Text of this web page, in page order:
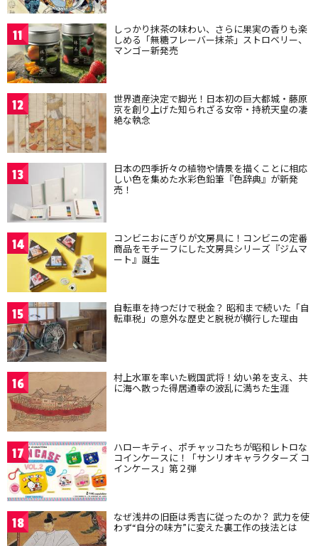
11 しっかり抹茶の味わい、さらに果実の香りも楽
しめる「無糖フレーバー抹茶」ストロベリー、
マンゴー新発売
12 世界遺産決定で脚光！日本初の巨大都城・藤原
京を創り上げた知られざる女帝・持統天皇の凄
絶な執念
13 日本の四季折々の植物や情景を描くことに相応
しい色を集めた水彩色鉛筆『色辞典』が新発
売！
14 コンビニおにぎりが文房具に！コンビニの定番
商品をモチーフにした文房具シリーズ『ジムマ
ート』誕生
15 自転車を持つだけで税金？ 昭和まで続いた「自
転車税」の意外な歴史と脱税が横行した理由
16 村上水軍を率いた戦国武将！幼い弟を支え、共
に海へ散った得居通幸の波乱に満ちた生涯
17 ハローキティ、ポチャッコたちが昭和レトロな
コインケースに！「サンリオキャラクターズ コ
インケース」第２弾
18 なぜ浅井の旧臣は秀吉に従ったのか？ 武力を使
わず“自分の味方”に変えた裏工作の技法とは